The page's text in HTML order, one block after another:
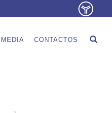
MEDIA CONTACTOS